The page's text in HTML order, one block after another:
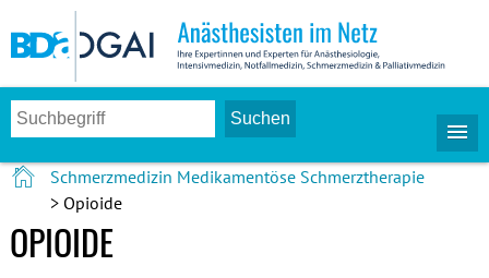
Schmerzmedizin Medikamentöse Schmerztherapie
> Opioide
OPIOIDE